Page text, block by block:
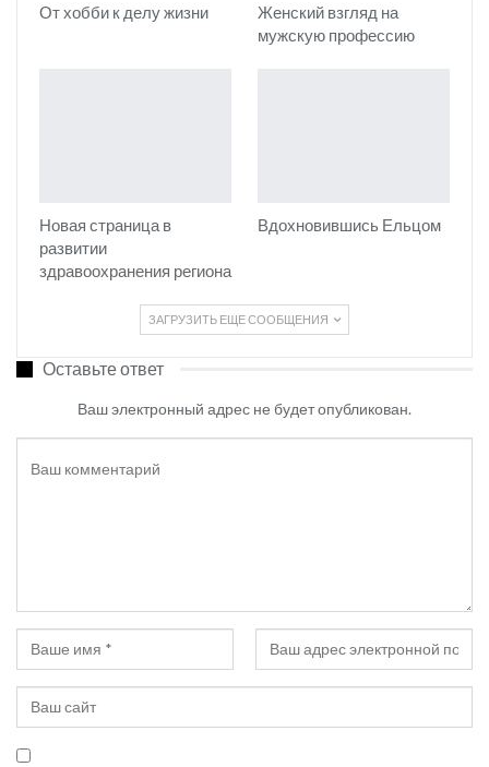
От хобби к делу жизни
Женский взгляд на
мужскую профессию
Новая страница в
развитии
здравоохранения региона
Вдохновившись Ельцом
ЗАГРУЗИТЬ ЕЩЕ СООБЩЕНИЯ
Оставьте ответ
Ваш электронный адрес не будет опубликован.